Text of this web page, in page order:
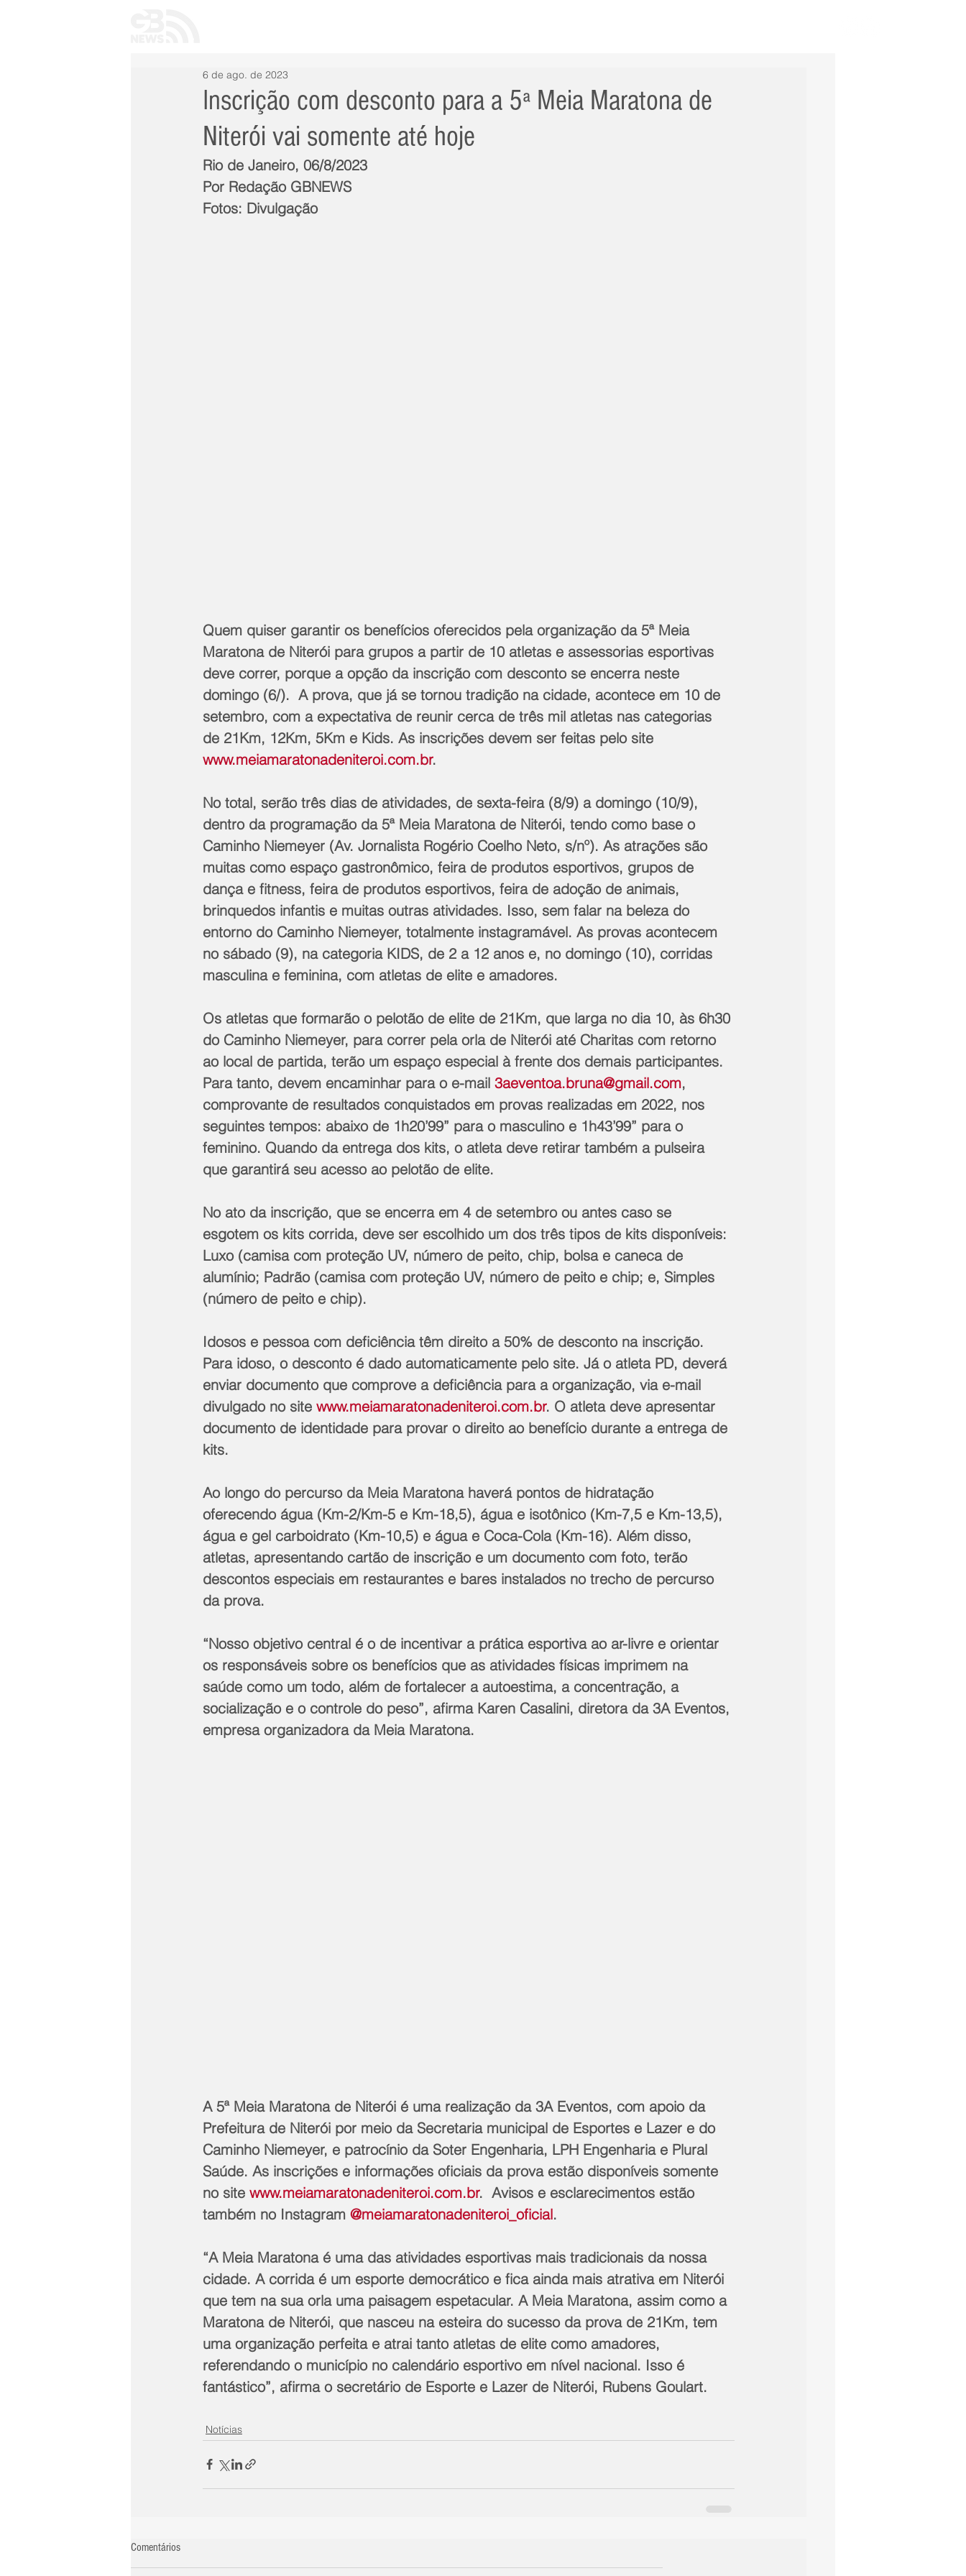
Inscrição com desconto para a 5ª Meia Maratona de
Niterói vai somente até hoje
6 de ago. de 2023
Rio de Janeiro, 06/8/2023
Por Redação GBNEWS
Fotos: Divulgação
Quem quiser garantir os benefícios oferecidos pela organização da 5ª Meia
Maratona de Niterói para grupos a partir de 10 atletas e assessorias esportivas
deve correr, porque a opção da inscrição com desconto se encerra neste
domingo (6/).  A prova, que já se tornou tradição na cidade, acontece em 10 de
setembro, com a expectativa de reunir cerca de três mil atletas nas categorias
de 21Km, 12Km, 5Km e Kids. As inscrições devem ser feitas pelo site
www.meiamaratonadeniteroi.com.br.
No total, serão três dias de atividades, de sexta-feira (8/9) a domingo (10/9),
dentro da programação da 5ª Meia Maratona de Niterói, tendo como base o
Caminho Niemeyer (Av. Jornalista Rogério Coelho Neto, s/nº). As atrações são
muitas como espaço gastronômico, feira de produtos esportivos, grupos de
dança e fitness, feira de produtos esportivos, feira de adoção de animais,
brinquedos infantis e muitas outras atividades. Isso, sem falar na beleza do
entorno do Caminho Niemeyer, totalmente instagramável. As provas acontecem
no sábado (9), na categoria KIDS, de 2 a 12 anos e, no domingo (10), corridas
masculina e feminina, com atletas de elite e amadores.
Os atletas que formarão o pelotão de elite de 21Km, que larga no dia 10, às 6h30
do Caminho Niemeyer, para correr pela orla de Niterói até Charitas com retorno
ao local de partida, terão um espaço especial à frente dos demais participantes.
Para tanto, devem encaminhar para o e-mail 3aeventoa.bruna@gmail.com,
comprovante de resultados conquistados em provas realizadas em 2022, nos
seguintes tempos: abaixo de 1h20’99” para o masculino e 1h43’99” para o
feminino. Quando da entrega dos kits, o atleta deve retirar também a pulseira
que garantirá seu acesso ao pelotão de elite.
No ato da inscrição, que se encerra em 4 de setembro ou antes caso se
esgotem os kits corrida, deve ser escolhido um dos três tipos de kits disponíveis:
Luxo (camisa com proteção UV, número de peito, chip, bolsa e caneca de
alumínio; Padrão (camisa com proteção UV, número de peito e chip; e, Simples
(número de peito e chip).
Idosos e pessoa com deficiência têm direito a 50% de desconto na inscrição.
Para idoso, o desconto é dado automaticamente pelo site. Já o atleta PD, deverá
enviar documento que comprove a deficiência para a organização, via e-mail
divulgado no site www.meiamaratonadeniteroi.com.br. O atleta deve apresentar
documento de identidade para provar o direito ao benefício durante a entrega de
kits.
Ao longo do percurso da Meia Maratona haverá pontos de hidratação
oferecendo água (Km-2/Km-5 e Km-18,5), água e isotônico (Km-7,5 e Km-13,5),
água e gel carboidrato (Km-10,5) e água e Coca-Cola (Km-16). Além disso,
atletas, apresentando cartão de inscrição e um documento com foto, terão
descontos especiais em restaurantes e bares instalados no trecho de percurso
da prova.
“Nosso objetivo central é o de incentivar a prática esportiva ao ar-livre e orientar
os responsáveis sobre os benefícios que as atividades físicas imprimem na
saúde como um todo, além de fortalecer a autoestima, a concentração, a
socialização e o controle do peso”, afirma Karen Casalini, diretora da 3A Eventos,
empresa organizadora da Meia Maratona.
A 5ª Meia Maratona de Niterói é uma realização da 3A Eventos, com apoio da
Prefeitura de Niterói por meio da Secretaria municipal de Esportes e Lazer e do
Caminho Niemeyer, e patrocínio da Soter Engenharia, LPH Engenharia e Plural
Saúde. As inscrições e informações oficiais da prova estão disponíveis somente
no site www.meiamaratonadeniteroi.com.br.  Avisos e esclarecimentos estão
também no Instagram @meiamaratonadeniteroi_oficial.
“A Meia Maratona é uma das atividades esportivas mais tradicionais da nossa
cidade. A corrida é um esporte democrático e fica ainda mais atrativa em Niterói
que tem na sua orla uma paisagem espetacular. A Meia Maratona, assim como a
Maratona de Niterói, que nasceu na esteira do sucesso da prova de 21Km, tem
uma organização perfeita e atrai tanto atletas de elite como amadores,
referendando o município no calendário esportivo em nível nacional. Isso é
fantástico”, afirma o secretário de Esporte e Lazer de Niterói, Rubens Goulart.
Notícias
Comentários